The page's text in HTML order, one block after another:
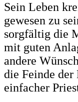
Sein Leben
gewesen zu
sorgfältig die
mit guten
andere
die Feinde
einfacher